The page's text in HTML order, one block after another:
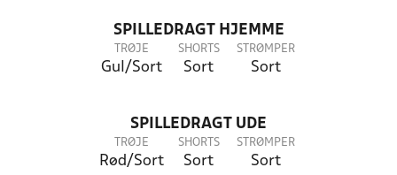
SPILLEDRAGT HJEMME
TRØJE
Gul/Sort
SHORTS
Sort
STRØMPER
Sort
SPILLEDRAGT UDE
TRØJE
Rød/Sort
SHORTS
Sort
STRØMPER
Sort